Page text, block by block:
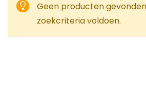
Geen producten
zoekcriteria voldoen.